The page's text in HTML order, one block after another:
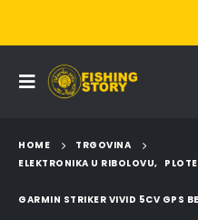
HOME
TRGOVINA
ELEKTRONIKA U RIBOLOVU,
GARMIN STRIKER VIVID 5CV GPS